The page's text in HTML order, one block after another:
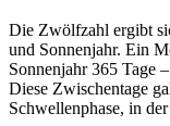
Die Zwölfzahl ergibt
und Sonnenjahr. Ein
Sonnenjahr 365 Tage
Diese Zwischentage
Schwellenphase, in